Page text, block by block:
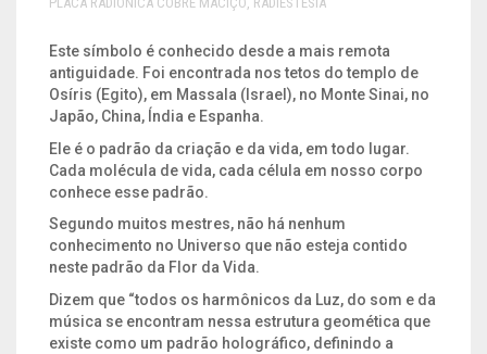
SÍMBOLO EGÍPCIO
VELAS E RECHAUD
Este símbolo é conhecido desde a mais remota
antiguidade. Foi encontrada nos tetos do templo de
Osíris (Egito), em Massala (Israel), no Monte Sinai, no
Japão, China, Índia e Espanha.
Ele é o padrão da criação e da vida, em todo lugar.
Cada molécula de vida, cada célula em nosso corpo
conhece esse padrão.
Segundo muitos mestres, não há nenhum
conhecimento no Universo que não esteja contido
neste padrão da Flor da Vida.
Dizem que “todos os harmônicos da Luz, do som e da
música se encontram nessa estrutura geomética que
existe como um padrão holográfico, definindo a